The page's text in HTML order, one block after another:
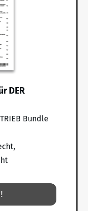
DER
Bundle